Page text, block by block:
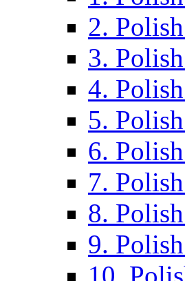
2.
3.
4.
5.
6.
7.
8.
9.
10.